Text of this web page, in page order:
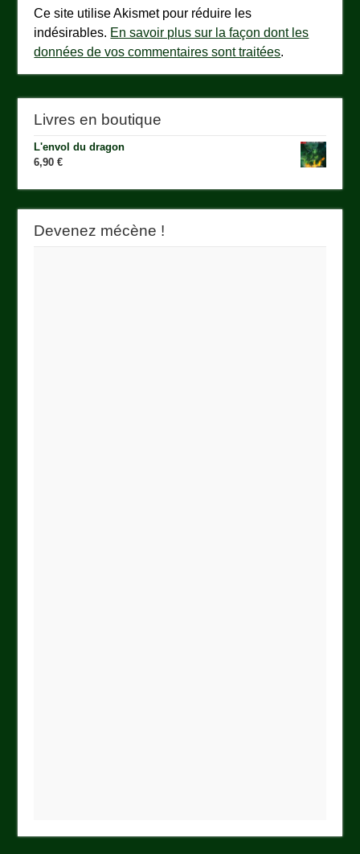
Ce site utilise Akismet pour réduire les
indésirables. En savoir plus sur la façon dont les
données de vos commentaires sont traitées.
Livres en boutique
L'envol du dragon
6,90€
Devenez mécène !